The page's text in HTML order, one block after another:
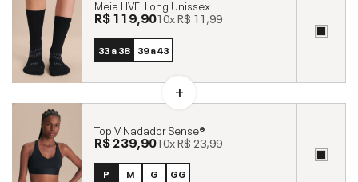
Meia LIVE! Long Unissex
R$ 119,9010xR$ 11,99
33 a 38 39 a 43
Top V Nadador Sense®
R$ 239,9010xR$ 23,99
P M G GG